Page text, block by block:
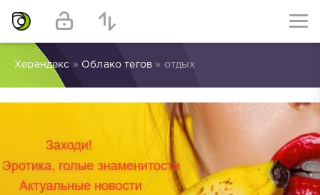
Херандекс » Облако тегов » отдых